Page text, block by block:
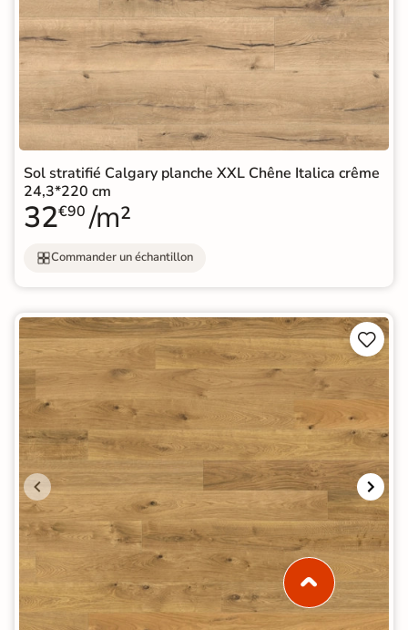
Sol stratifié Calgary planche XXL Chêne Italica crême
24,3*220 cm
32€90 /m²
Commander un échantillon

